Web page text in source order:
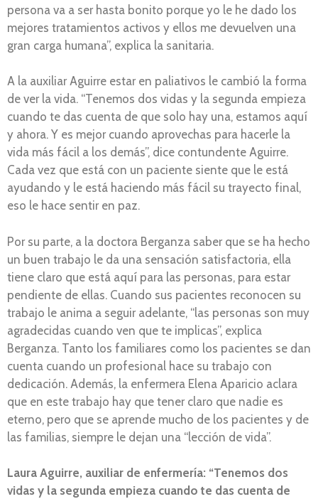
persona va a ser hasta bonito porque yo le he dado los
mejores tratamientos activos y ellos me devuelven una
gran carga humana”, explica la sanitaria.
A la auxiliar Aguirre estar en paliativos le cambió la forma
de ver la vida. “Tenemos dos vidas y la segunda empieza
cuando te das cuenta de que solo hay una, estamos aquí
y ahora. Y es mejor cuando aprovechas para hacerle la
vida más fácil a los demás”, dice contundente Aguirre.
Cada vez que está con un paciente siente que le está
ayudando y le está haciendo más fácil su trayecto final,
eso le hace sentir en paz.
Por su parte, a la doctora Berganza saber que se ha hecho
un buen trabajo le da una sensación satisfactoria, ella
tiene claro que está aquí para las personas, para estar
pendiente de ellas. Cuando sus pacientes reconocen su
trabajo le anima a seguir adelante, “las personas son muy
agradecidas cuando ven que te implicas”, explica
Berganza. Tanto los familiares como los pacientes se dan
cuenta cuando un profesional hace su trabajo con
dedicación. Además, la enfermera Elena Aparicio aclara
que en este trabajo hay que tener claro que nadie es
eterno, pero que se aprende mucho de los pacientes y de
las familias, siempre le dejan una “lección de vida”.
Laura Aguirre, auxiliar de enfermería: “Tenemos dos
vidas y la segunda empieza cuando te das cuenta de